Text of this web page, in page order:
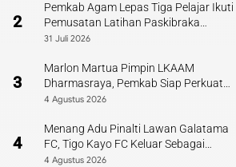
2
Pemkab Agam Lepas Tiga Pelajar Ikuti
Pemusatan Latihan Paskibraka
Sumbar
31 Juli 2026
3
Marlon Martua Pimpin LKAAM
Dharmasraya, Pemkab Siap Perkuat
Sinergi Adat
4 Agustus 2026
4
Menang Adu Pinalti Lawan Galatama
FC, Tigo Kayo FC Keluar Sebagai
Juara Piala Walikota Payakumbuh
4 Agustus 2026